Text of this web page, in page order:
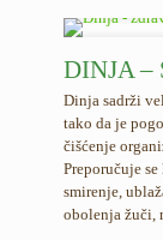
DINJA
Dinja sadrži
tako da je
čišćenje
Preporučuje
smirenje,
obolenja žuči,